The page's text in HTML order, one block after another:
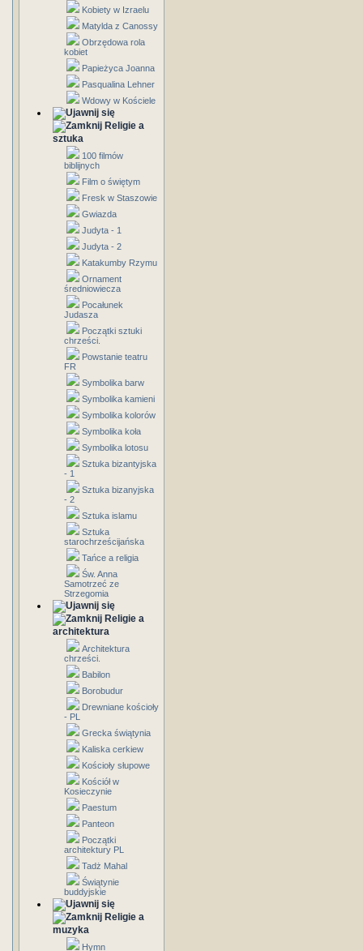
Kobiety w Izraelu
Matylda z Canossy
Obrzędowa rola
kobiet
Papieżyca Joanna
Pasqualina Lehner
Wdowy w Kościele
Religie a
sztuka
100 filmów
biblijnych
Film o świętym
Fresk w Staszowie
Gwiazda
Judyta - 1
Judyta - 2
Katakumby Rzymu
Ornament
średniowiecza
Pocałunek
Judasza
Początki sztuki
chrześci.
Powstanie teatru
FR
Symbolika barw
Symbolika kamieni
Symbolika kolorów
Symbolika koła
Symbolika lotosu
Sztuka bizantyjska
- 1
Sztuka bizanyjska
- 2
Sztuka islamu
Sztuka
starochrześcijańska
Tańce a religia
Św. Anna
Samotrzeć ze
Strzegomia
Religie a
architektura
Architektura
chrześci.
Babilon
Borobudur
Drewniane kościoły
- PL
Grecka świątynia
Kaliska cerkiew
Kościoły słupowe
Kościół w
Kosieczynie
Paestum
Panteon
Początki
architektury PL
Tadż Mahal
Świątynie
buddyjskie
Religie a
muzyka
Hymn